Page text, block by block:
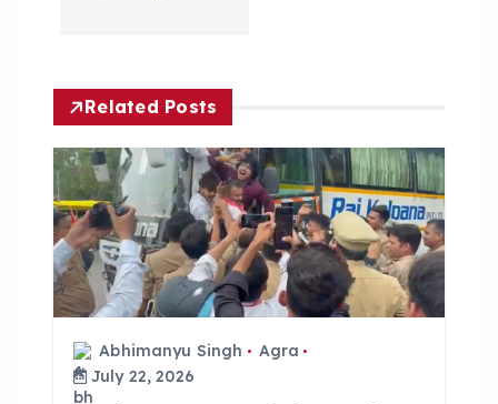
g
a
t
Related Posts
Abhimanyu Singh
Agra
July 22, 2026